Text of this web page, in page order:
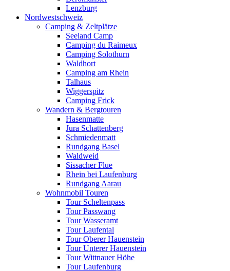
Lenzburg
Nordwestschweiz
Camping & Zeltplätze
Seeland Camp
Camping du Raimeux
Camping Solothurn
Waldhort
Camping am Rhein
Talhaus
Wiggerspitz
Camping Frick
Wandern & Bergtouren
Hasenmatte
Jura Schattenberg
Schmiedenmatt
Rundgang Basel
Waldweid
Sissacher Flue
Rhein bei Laufenburg
Rundgang Aarau
Wohnmobil Touren
Tour Scheltenpass
Tour Passwang
Tour Wasseramt
Tour Laufental
Tour Oberer Hauenstein
Tour Unterer Hauenstein
Tour Wittnauer Höhe
Tour Laufenburg